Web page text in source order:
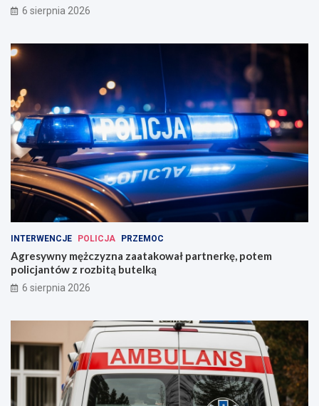
6 sierpnia 2026
INTERWENCJE POLICJA PRZEMOC
Agresywny mężczyzna zaatakował partnerkę, potem
policjantów z rozbitą butelką
6 sierpnia 2026